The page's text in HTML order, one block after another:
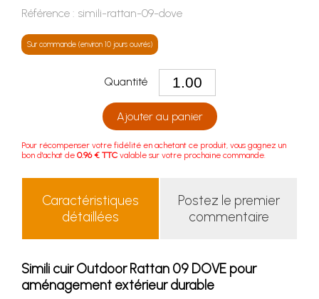
Référence : simili-rattan-09-dove
Sur commande (environ 10 jours ouvrés)
Quantité
Ajouter au panier
Pour récompenser votre fidélité en achetant ce produit, vous gagnez un
bon d'achat de 0.96 € TTC valable sur votre prochaine commande.
Caractéristiques
détaillées
Postez le premier
commentaire
Simili cuir Outdoor Rattan 09 DOVE pour
aménagement extérieur durable